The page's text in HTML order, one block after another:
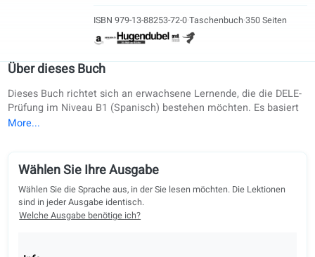
Buch kaufen
ISBN 979-13-88253-72-0·Taschenbuch·350
Über dieses Buch
Prüfung im Niveau B1 (Spanisch) bestehen möchten. Es
auf Lernzielen nach dem GER (Gemeinsamer Europäischer
Referenzrahmen) und folgt den offiziellen EU-Leitlinien –
für Selbststudium und Unterricht. In Zusammenarbeit mit
mehreren europäischen Universitäten entwickelt, ist es eine
Wählen Sie die Sprache aus, in der Sie lesen möchten. Die